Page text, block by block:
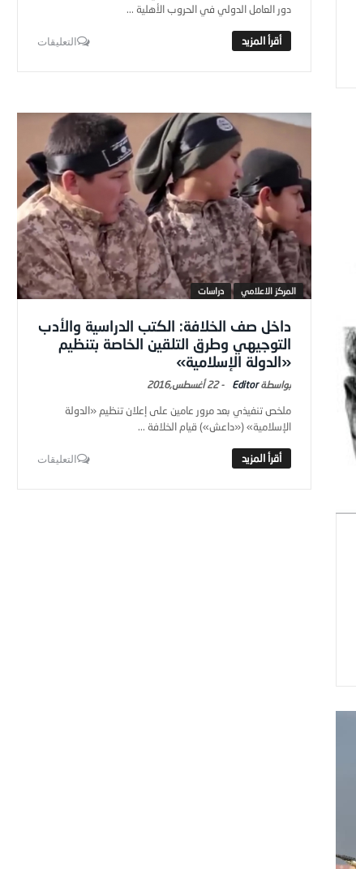
دور العامل الدولي في الحروب الأهلية ...
التعليقات
المركز الاعلامي دراسات
داخل صف الخلافة: الكتب الدراسية والأدب
التوجيهي وطرق التلقين الخاصة بتنظيم
«الدولة الإسلامية»
Editor
-22 أغسطس,2016
ملخص تنفيذي بعد مرور عامين على إعلان تنظيم «الدولة
الإسلامية» («داعش») قيام الخلافة ...
التعليقات